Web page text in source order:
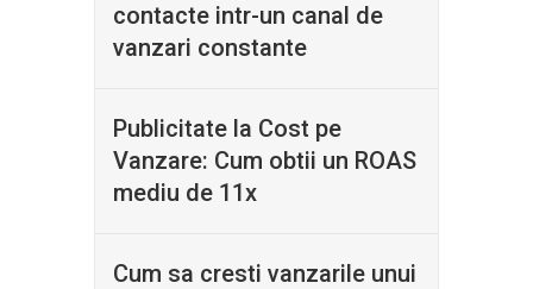
contacte intr-un canal de
vanzari constante
Publicitate la Cost pe
Vanzare: Cum obtii un ROAS
mediu de 11x
Cum sa cresti vanzarile unui